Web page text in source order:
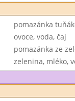
pomazánka
ovoce, voda, čaj
pomazánka ze
zelenina, mléko,